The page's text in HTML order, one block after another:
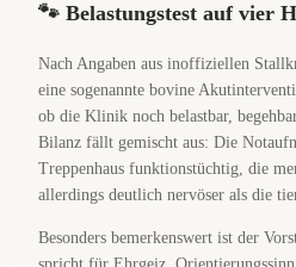
🐾 Belastungstest auf vier
Nach Angaben aus inoffiziellen
eine sogenannte bovine
ob die Klinik noch belastbar,
Bilanz fällt gemischt aus: Die
Treppenhaus funktionstüchtig, die
allerdings deutlich nervöser als die
Besonders bemerkenswert ist der